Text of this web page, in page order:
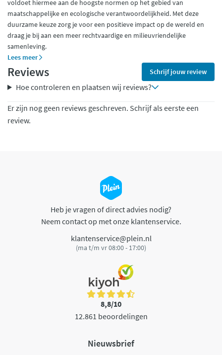
voldoet hiermee aan de hoogste normen op het gebied van
maatschappelijke en ecologische verantwoordelijkheid. Met deze
duurzame keuze zorg je voor een positieve impact op de wereld en
draag je bij aan een meer rechtvaardige en milieuvriendelijke
samenleving.
Lees meer
Reviews Schrijf jouw review
Hoe controleren en plaatsen wij reviews?
Er zijn nog geen reviews geschreven. Schrijf als eerste een
review.
Heb je vragen of direct advies nodig?
Neem contact op met onze klantenservice.
klantenservice@plein.nl
(ma t/m vr 08:00 - 17:00)
8,8/10
12.861 beoordelingen
Nieuwsbrief